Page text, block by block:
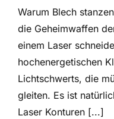
Warum Blech
die Geheimwaffen
einem Laser
hochenergetischen
Lichtschwerts, die
gleiten. Es ist
Laser Konturen [...]